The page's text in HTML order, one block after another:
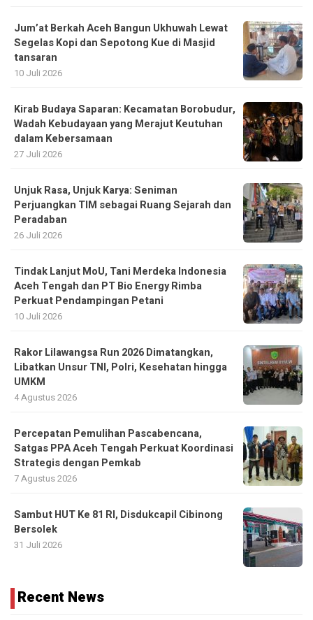
Jum’at Berkah Aceh Bangun Ukhuwah Lewat
Segelas Kopi dan Sepotong Kue di Masjid
tansaran
10 Juli 2026
Kirab Budaya Saparan: Kecamatan Borobudur,
Wadah Kebudayaan yang Merajut Keutuhan
dalam Kebersamaan
27 Juli 2026
Unjuk Rasa, Unjuk Karya: Seniman
Perjuangkan TIM sebagai Ruang Sejarah dan
Peradaban
26 Juli 2026
Tindak Lanjut MoU, Tani Merdeka Indonesia
Aceh Tengah dan PT Bio Energy Rimba
Perkuat Pendampingan Petani
10 Juli 2026
Rakor Lilawangsa Run 2026 Dimatangkan,
Libatkan Unsur TNI, Polri, Kesehatan hingga
UMKM
4 Agustus 2026
Percepatan Pemulihan Pascabencana,
Satgas PPA Aceh Tengah Perkuat Koordinasi
Strategis dengan Pemkab
7 Agustus 2026
Sambut HUT Ke 81 RI, Disdukcapil Cibinong
Bersolek
31 Juli 2026
Recent News